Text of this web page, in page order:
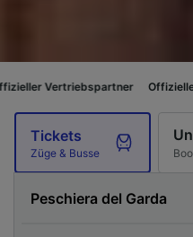
Offizieller
Tickets
Züge & Busse